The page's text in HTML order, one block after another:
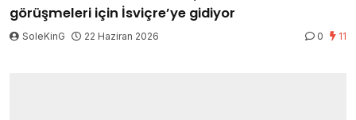
görüşmeleri için İsviçre’ye gidiyor
SoleKinG 22 Haziran 2026 0 11